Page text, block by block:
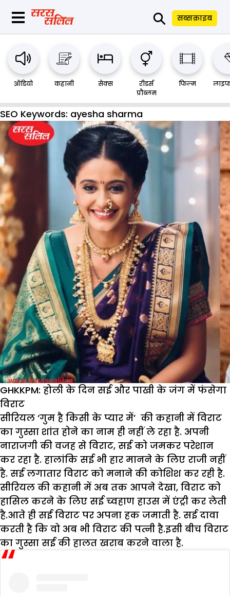
⚲ सब्सक्राइब
ऑडियो कहानी सेक्स
रीडर्स
प्रौब्लम
फिल्म
SEO Keywords: ayesha sharma
GHKKPM: होली के दिन सई और पाखी के जंग में फंसेगा
विराट
सीरियल ‘गुम है किसी के प्यार में’ की कहानी में विराट
का गुस्सा शांत होने का नाम ही नहीं ले रहा है. अपनी
नाराजगी की वजह से विराट, सई को जमकर परेशान
कर रहा है. हालांकि सई भी हार मानने के लिए राजी नहीं
है. सई लगातार विराट को मनाने की कोशिश कर रही है.
सीरियल की कहानी में अब तक आपने देखा, विराट को
हासिल करने के लिए सई च्वहाण हाउस में एंट्री कर लेती
है.आते ही सई विराट पर अपना हक जमाती है. सई दावा
करती है कि वो अब भी विराट की पत्नी है.इसी बीच विराट
का गुस्सा सई की हालत खराब करने वाला है.